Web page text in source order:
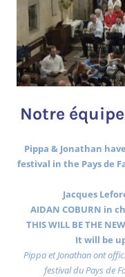
Notre
Pippa & Jonathan
festival in the Pays de
Jacques
AIDAN COBURN in
THIS WILL BE THE
It will be
Pippa et Jonathan ont
festival du Pays de